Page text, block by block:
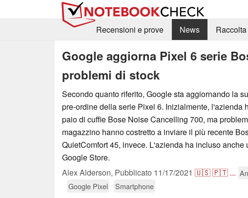
Recensioni e prove
News
Google aggiorna Pixel 6 serie
problemi di stock
Secondo quanto riferito, Google sta aggiornando la
pre-ordine della serie Pixel 6. Inizialmente, l'azienda
paio di cuffie Bose Noise Cancelling 700, ma
magazzino hanno costretto a inviare il più recente
QuietComfort 45, invece. L'azienda ha incluso anche
Google Store.
Alex Alderson, Pubblicato 11/17/2021 🇺🇸🇵🇹 ...
Google Pixel
Smartphone